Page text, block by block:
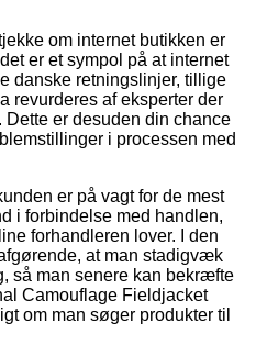
om internet butikken er
er et sympol på at internet
danske retningslinjer, tillige
revurderes af eksperter der
er desuden din chance
i processen med
er på vagt for de mest
i forbindelse med handlen,
forhandleren lover. I den
at man stadigvæk
så man senere kan bekræfte
Camouflage Fieldjacket
om man søger produkter til